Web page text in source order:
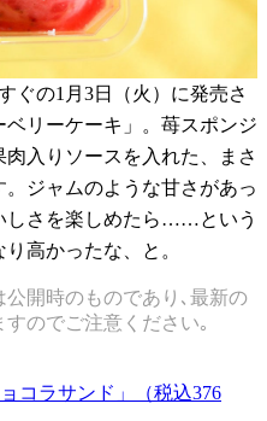
ぐの1月3日（火）に発売さ
リーケーキ」。苺スポンジ
入りソースを入れた、まさ
ジャムのような甘さがあっ
しさを楽しめたら……という
高かったな、と。
開時のものであり､最新の
のでご注意ください｡
コラサンド」（税込376